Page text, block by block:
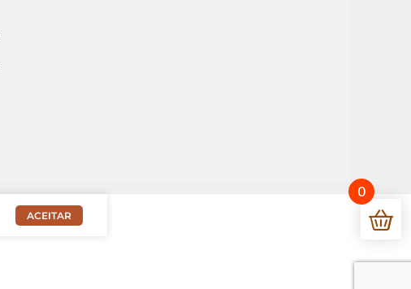
ACEITAR
0